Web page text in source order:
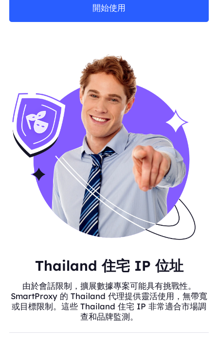
開始使用
Thailand 住宅 IP 位址
由於會話限制，擴展數據專案可能具有挑戰性。
SmartProxy 的 Thailand 代理提供靈活使用，無帶寬
或目標限制。這些 Thailand 住宅 IP 非常適合市場調
查和品牌監測。